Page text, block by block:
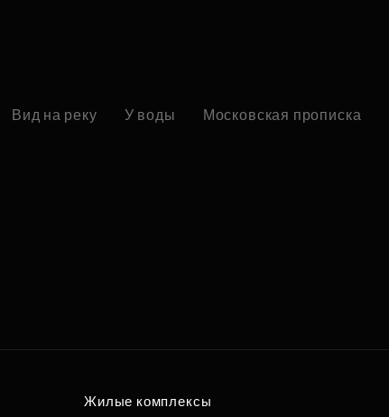
Вид на реку У воды Московская прописка
Жилые комплексы